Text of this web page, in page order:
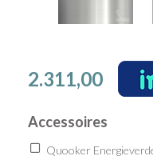
2.311,00
Accessoires
Quooker